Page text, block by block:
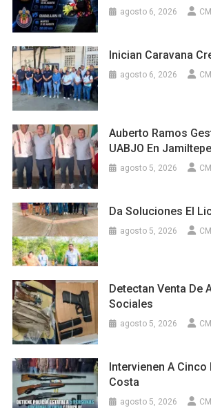
agosto 6, 2026
Inician Caravana
agosto 6, 2026
Auberto Ramos
UABJO En
agosto 5, 2026
Da Soluciones El
agosto 5, 2026
Detectan Venta De
Sociales
agosto 5, 2026
Intervienen A Cinco
Costa
agosto 5, 2026